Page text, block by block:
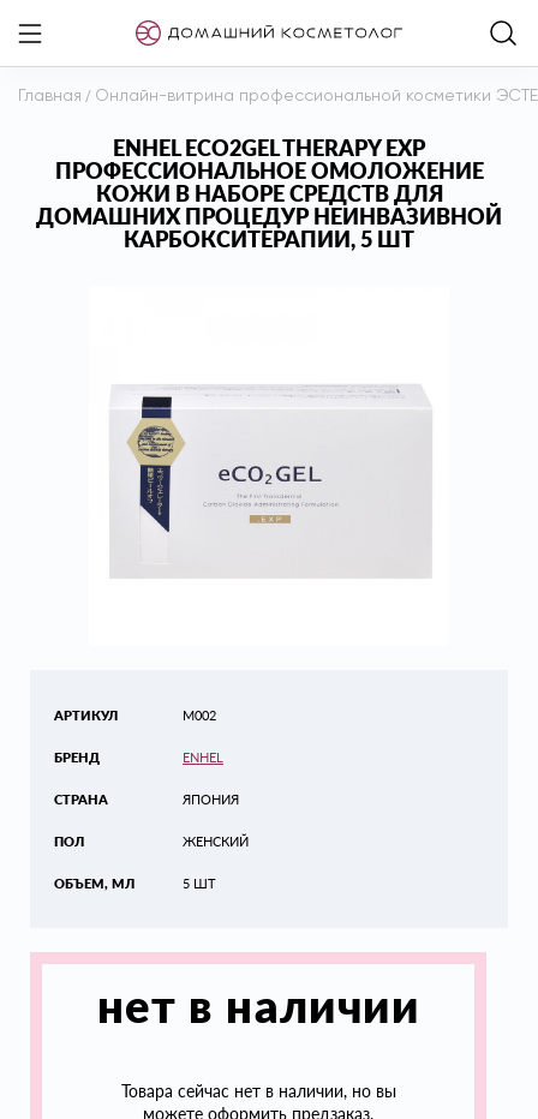
Главная / Онлайн-витрина профессиональной косметики
ENHEL ECO2GEL THERAPY EXP
ПРОФЕССИОНАЛЬНОЕ ОМОЛОЖЕНИЕ
КОЖИ В НАБОРЕ СРЕДСТВ ДЛЯ
ДОМАШНИХ ПРОЦЕДУР НЕИНВАЗИВНОЙ
КАРБОКСИТЕРАПИИ, 5 ШТ
АРТИКУЛ
БРЕНД
СТРАНА
ПОЛ
ОБЪЕМ, МЛ
M002
ENHEL
ЯПОНИЯ
ЖЕНСКИЙ
5 ШТ
нет в наличии
Товара сейчас нет в наличии, но вы
можете оформить предзаказ.